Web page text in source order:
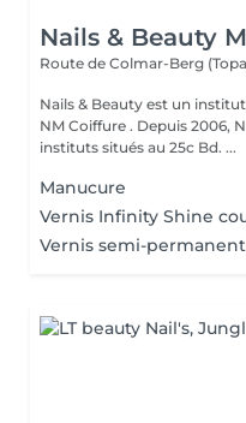
Nails & Beauty
Route de Colmar-Berg
Nails & Beauty est un
NM Coiffure . Depuis 2006,
instituts situés au 25c Bd. ...
Manucure
Vernis Infinity Shine
Vernis semi-permanent